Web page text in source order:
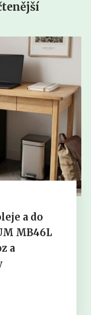
a do
MB46L
a